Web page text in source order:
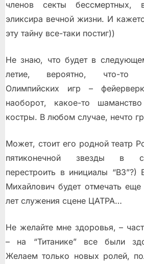
членов секты бессмертных,
эликсира вечной жизни. И
эту тайну все-таки постиг))
Не знаю, что будет в
летие, вероятно, что-то
Олимпийских игр –
наоборот, какое-то
костры. В любом случае, нечто
Может, стоит его родной театр
пятиконечной звезды в
перестроить в инициалы
Михайлович будет отмечать
лет служения сцене ЦАТРА…
Не желайте мне здоровья, –
– на “Титанике” все были
Желаем только новых ролей,